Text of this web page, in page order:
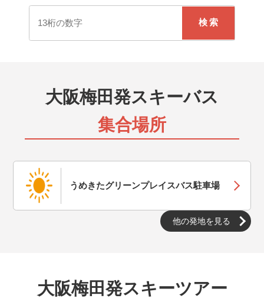
夜発バス（日帰り）
夜出発するバスに乗って、早朝スキー場に到着し、当日
夜発バス（宿泊）
するツアーです。朝からガッツリ滑れます。当日19：
00まで申込可能です。
JR（日帰り）
東京・上野駅から出発するJR・新幹線に乗ってスキー
場に行く日帰りスキー＆スノボ旅行です。出発時間も選
ぶことが出来ます。
マイカー（日帰り）
検索
大阪梅田発スキーバス
集合場所
うめきたグリーンプレイスバス駐車場
他の発地を見る
大阪梅田発スキーツアー